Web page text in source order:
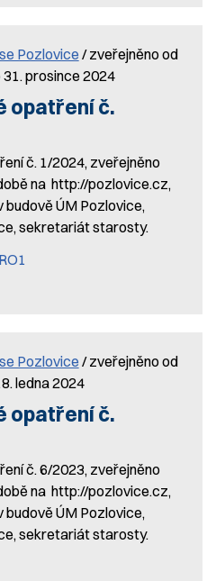
Pozlovice / zveřejněno od
prosince 2024
opatření č.
č. 1/2024, zveřejněno
na http://pozlovice.cz,
budově ÚM Pozlovice,
sekretariát starosty.
Pozlovice / zveřejněno od
ledna 2024
opatření č.
č. 6/2023, zveřejněno
na http://pozlovice.cz,
budově ÚM Pozlovice,
sekretariát starosty.